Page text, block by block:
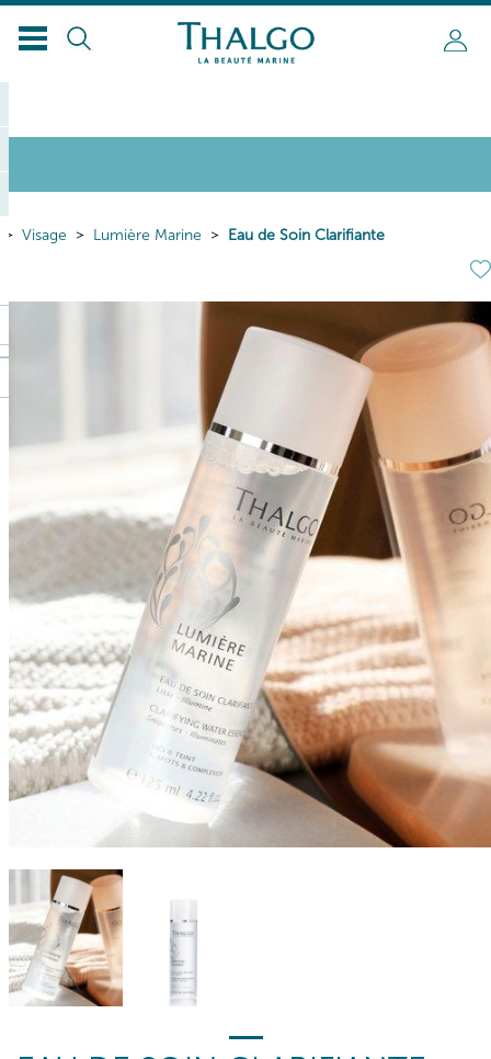
Visage Lumière Marine Eau de Soin Clarifiante